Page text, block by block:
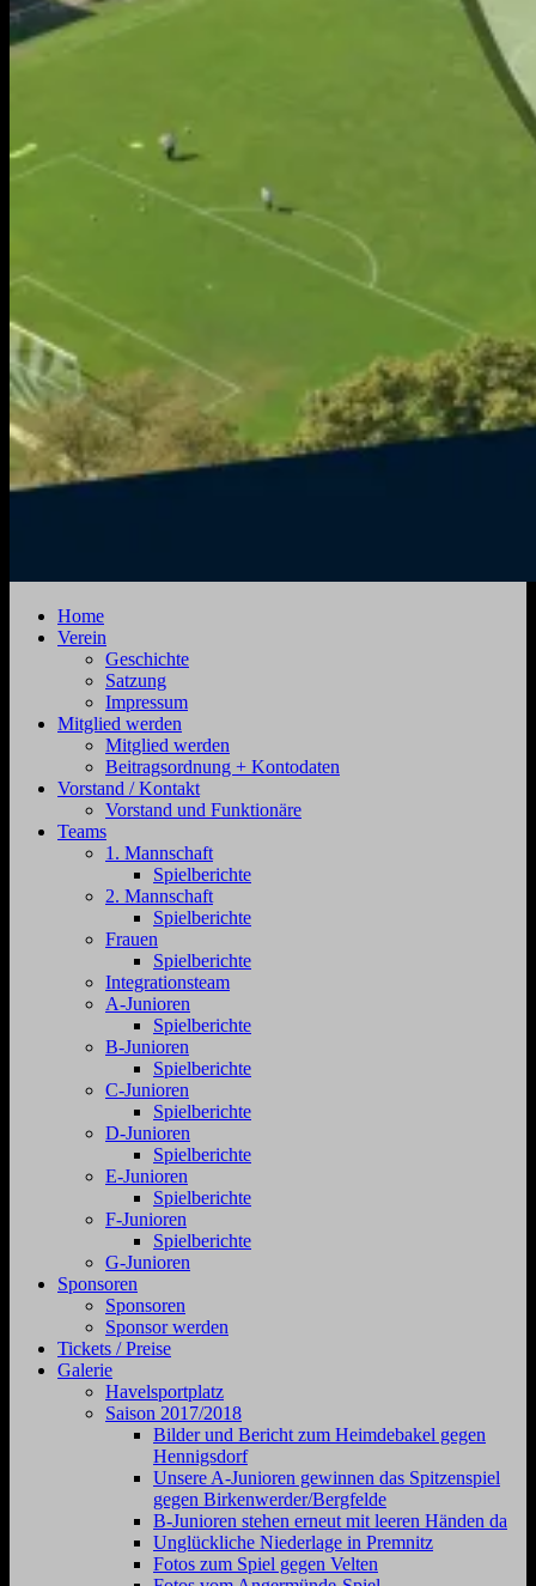
Zehdenick
Jahnstraße
Zehdenick
Home
Verein
Geschichte
Satzung
Impressum
Mitglied werden
Mitglied werden
Beitragsordnung + Kontodaten
Vorstand / Kontakt
Vorstand und Funktionäre
Teams
1. Mannschaft
Spielberichte
2. Mannschaft
Spielberichte
Frauen
Spielberichte
Integrationsteam
A-Junioren
Spielberichte
B-Junioren
Spielberichte
C-Junioren
Spielberichte
D-Junioren
Spielberichte
E-Junioren
Spielberichte
F-Junioren
Spielberichte
G-Junioren
Sponsoren
Sponsoren
Sponsor werden
Tickets / Preise
Galerie
Havelsportplatz
Saison 2017/2018
Bilder und Bericht zum Heimdebakel gegen
Hennigsdorf
Unsere A-Junioren gewinnen das Spitzenspiel
gegen Birkenwerder/Bergfelde
B-Junioren stehen erneut mit leeren Händen da
Unglückliche Niederlage in Premnitz
Fotos zum Spiel gegen Velten